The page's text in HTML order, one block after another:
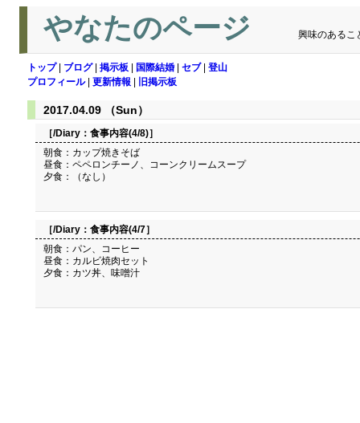
やなたのページ 興味のあるこ
トップ| ブログ| 掲示板 国際結婚 セブ| 登山
プロフィール| 更新情報 旧掲示板
2017.04.09 （Sun）
［/Diary： 食事内容(4/8)］
朝食：カップ焼きそば
昼食：ペペロンチーノ、コーンクリームスープ
夕食：（なし）
［/Diary： 食事内容(4/7］
朝食：パン、コーヒー
昼食：カルビ焼肉セット
夕食：カツ丼、味噌汁